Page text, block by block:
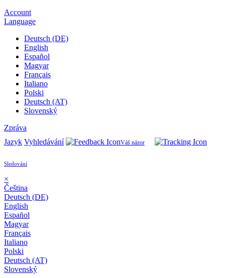
Account
Language
Deutsch (DE)
English
Español
Magyar
Français
Italiano
Polski
Deutsch (AT)
Slovenský
Zpráva
Jazyk Vyhledávání Váš názor
Sledování
×
Čeština
Deutsch (DE)
English
Español
Magyar
Français
Italiano
Polski
Deutsch (AT)
Slovenský